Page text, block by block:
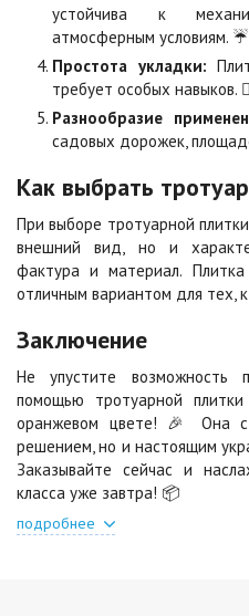
Сахара
Цена по запросу
Серо-белая
Сорренто
Цена по запросу
Стоун
Черная
Цена по запросу
Шафран
устойчива к
атмосферным условиям. ☔
Простота укладки:
требует особых навыков.
Разнообразие
садовых дорожек,
Как выбрать
При выборе тротуарной
внешний вид, но и
фактура и материал.
отличным вариантом для тех,
Заключение
Не упустите возможность
помощью тротуарной
оранжевом цвете! 🎉 Она
решением, но и настоящим
Заказывайте сейчас и
класса уже завтра! 📦
подробнее